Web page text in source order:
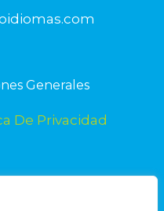
Generales
De Privacidad